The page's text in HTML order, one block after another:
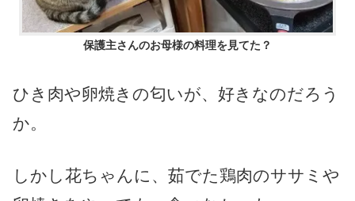
保護主さんのお母様の料理を見てた？
ひき肉や卵焼きの匂いが、好きなのだろう
か。
しかし花ちゃんに、茹でた鶏肉のササミや